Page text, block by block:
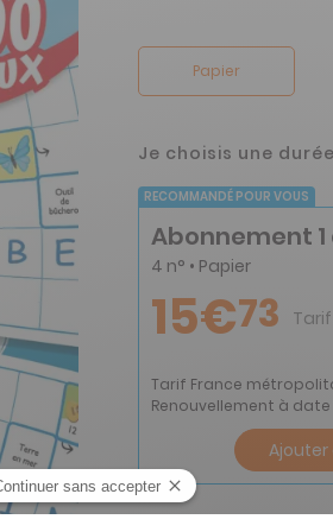
Papier
Je choisis une durée
RECOMMANDÉ POUR VOUS
Abonnement 1
4 n° • Papier
15€73
Tarif France
Renouvellement à date